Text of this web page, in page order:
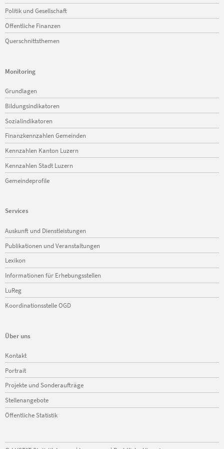
Politik und Gesellschaft
Öffentliche Finanzen
Querschnittsthemen
Monitoring
Navigation
überspringen
Grundlagen
Bildungsindikatoren
Sozialindikatoren
Finanzkennzahlen Gemeinden
Kennzahlen Kanton Luzern
Kennzahlen Stadt Luzern
Gemeindeprofile
Services
Navigation
überspringen
Auskunft und Dienstleistungen
Publikationen und Veranstaltungen
Lexikon
Informationen für Erhebungsstellen
LuReg
Koordinationsstelle OGD
Über uns
Navigation
überspringen
Kontakt
Portrait
Projekte und Sonderaufträge
Stellenangebote
Öffentliche Statistik